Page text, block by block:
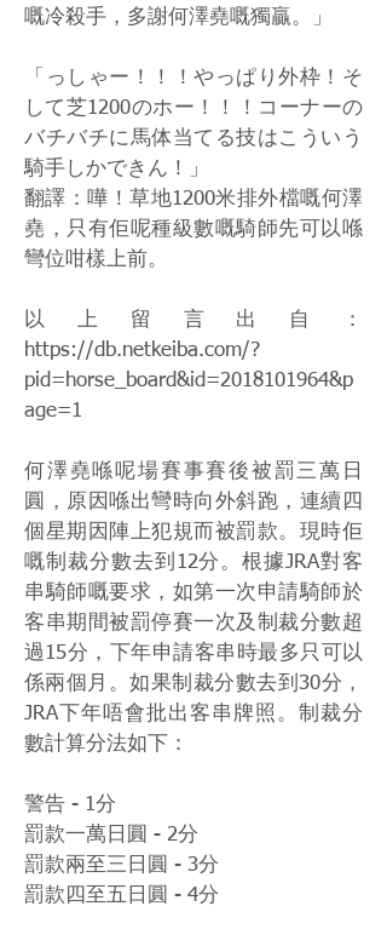
嘅冷殺手，多謝何澤堯嘅獨贏。」
「っしゃー！！！やっぱり外枠！そ
して芝1200のホー！！！コーナーの
バチバチに馬体当てる技はこういう
騎手しかできん！」
翻譯：嘩！草地1200米排外檔嘅何澤
堯，只有佢呢種級數嘅騎師先可以喺
彎位咁樣上前。
以上留言出自：
https://db.netkeiba.com/?
pid=horse_board&id=2018101964&p
age=1
何澤堯喺呢場賽事賽後被罰三萬日
圓，原因喺出彎時向外斜跑，連續四
個星期因陣上犯規而被罰款。現時佢
嘅制裁分數去到12分。根據JRA對客
串騎師嘅要求，如第一次申請騎師於
客串期間被罰停賽一次及制裁分數超
過15分，下年申請客串時最多只可以
係兩個月。如果制裁分數去到30分，
JRA下年唔會批出客串牌照。制裁分
數計算分法如下：
警告 - 1分
罰款一萬日圓 - 2分
罰款兩至三日圓 - 3分
罰款四至五日圓 - 4分